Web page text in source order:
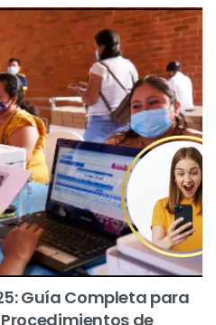
Guía Completa para
de